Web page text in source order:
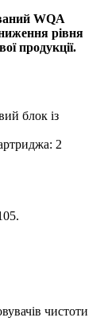
WQA
рівня
продукції.
блок із
2
чистоти